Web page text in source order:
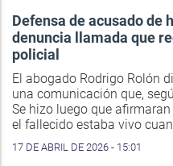
Defensa de acusado de
denuncia llamada que
policial
El abogado Rodrigo Rolón
una comunicación que,
Se hizo luego que
el fallecido estaba vivo
17 DE ABRIL DE 2026 - 15:01